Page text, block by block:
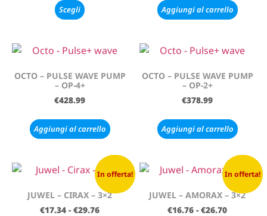
Scegli Aggiungi al carrello
OCTO – PULSE WAVE PUMP
– OP-4+
€428.99
Aggiungi al carrello
OCTO – PULSE WAVE PUMP
– OP-2+
€378.99
Aggiungi al carrello
In offerta!
JUWEL – CIRAX – 3×2
€17.34 - €29.76
In offerta!
JUWEL – AMORAX – 3×2
€16.76 - €26.70